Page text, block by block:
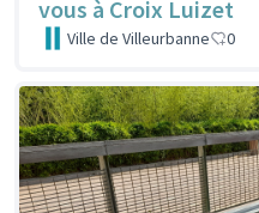
vous à Croix Luizet
Ville de Villeurbanne 0